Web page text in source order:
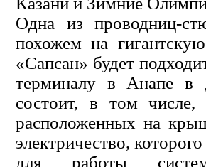
Одна из проводниц-
похожем на
«Сапсан» будет
терминалу в Анапе в
состоит, в том
расположенных на
электричество,
для работы